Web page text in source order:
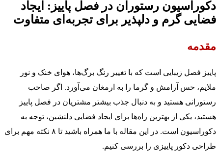
دکوراسیون رستوران در فصل پاییز: ایجاد
فضایی گرم و دلپذیر برای تجربه‌ای متفاوت
مقدمه
پاییز فصل زیبایی است که با تغییر رنگ برگ‌ها، هوای خنک و نور
ملایم، حس آرامش و گرما را به ارمغان می‌آورد. اگر صاحب
رستورانی هستید و به دنبال جذب بیشتر مشتریان در فصل پاییز
هستید، یکی از بهترین راه‌ها برای ایجاد فضایی دلنشین، توجه به
دکوراسیون است. در این مقاله با ما همراه باشید تا ۸ نکته مهم برای
طراحی دکور پاییزی را بررسی کنیم.